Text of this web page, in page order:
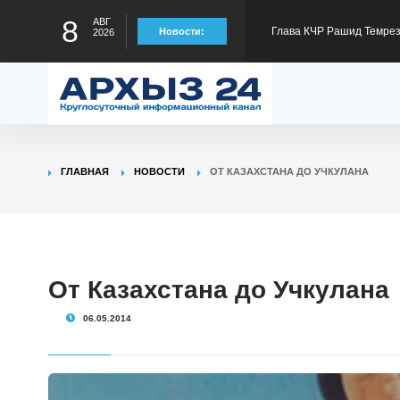
8
АВГ
2026
Новости: Глава КЧР : Порядка
статус лидера страны
Глава КЧР Рашид
специальной военной
Глава КЧР Рашид
ГЛАВНАЯ
НОВОСТИ ОТ КАЗАХСТАНА ДО УЧКУЛАНА
От Казахстана до Учкулана
06.05.2014